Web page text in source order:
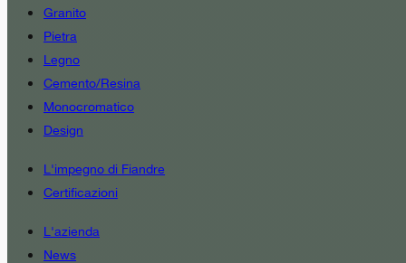
Granito
Pietra
Legno
Cemento/Resina
Monocromatico
Design
L'impegno di Fiandre
Certificazioni
L'azienda
News